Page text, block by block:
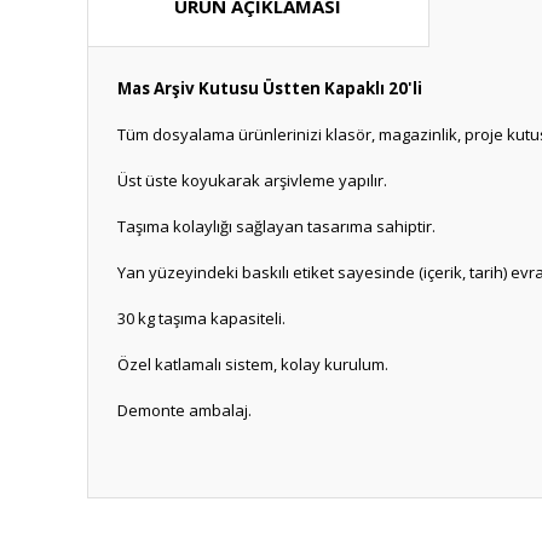
ÜRÜN AÇIKLAMASI
Mas Arşiv Kutusu Üstten Kapaklı 20'li
Tüm dosyalama ürünlerinizi klasör, magazinlik, proje
Üst üste koyukarak arşivleme yapılır.
Taşıma kolaylığı sağlayan tasarıma sahiptir.
Yan yüzeyindeki baskılı etiket sayesinde (içerik, tarih)
30 kg taşıma kapasiteli.
Özel katlamalı sistem, kolay kurulum.
Demonte ambalaj.